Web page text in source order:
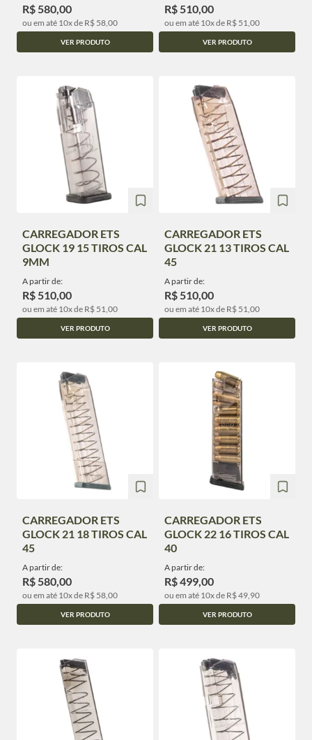
R$ 580,00
ou em até 10x de R$ 58,00
VER PRODUTO
R$ 510,00
ou em até 10x de R$ 51,00
VER PRODUTO
CARREGADOR ETS
GLOCK 19 15 TIROS CAL
9MM
A partir de:
R$ 510,00
ou em até 10x de R$ 51,00
VER PRODUTO
CARREGADOR ETS
GLOCK 21 13 TIROS CAL
45
A partir de:
R$ 510,00
ou em até 10x de R$ 51,00
VER PRODUTO
CARREGADOR ETS
GLOCK 21 18 TIROS CAL
45
A partir de:
R$ 580,00
ou em até 10x de R$ 58,00
VER PRODUTO
CARREGADOR ETS
GLOCK 22 16 TIROS CAL
40
A partir de:
R$ 499,00
ou em até 10x de R$ 49,90
VER PRODUTO